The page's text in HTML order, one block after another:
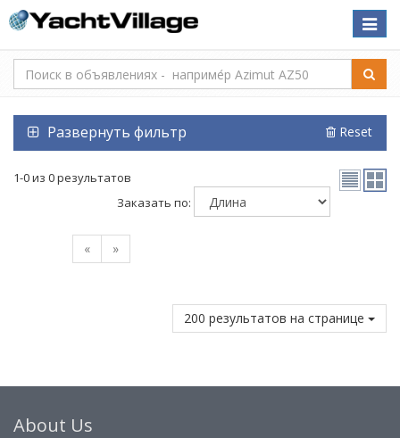
Toggle
Развернуть фильтр Reset
1-0 из 0 результатов
Заказать по:
« »
200 результатов на странице
About Us